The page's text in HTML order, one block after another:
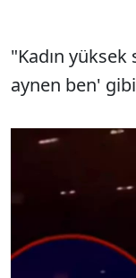
"Kadın yüksek
aynen ben'